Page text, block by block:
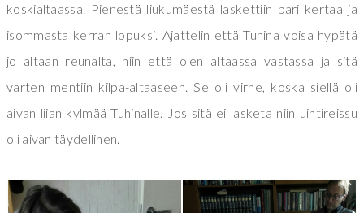
koskialtaassa. Pienestä liukumäestä laskettiin pari kertaa ja
isommasta kerran lopuksi. Ajattelin että Tuhina voisa hypätä
jo altaan reunalta, niin että olen altaassa vastassa ja sitä
varten mentiin kilpa-altaaseen. Se oli virhe, koska siellä oli
aivan liian kylmää Tuhinalle. Jos sitä ei lasketa niin uintireissu
oli aivan täydellinen.